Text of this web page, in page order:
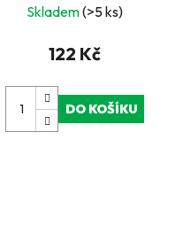
Skladem(>5 ks)
122 Kč
DO KOŠÍKU